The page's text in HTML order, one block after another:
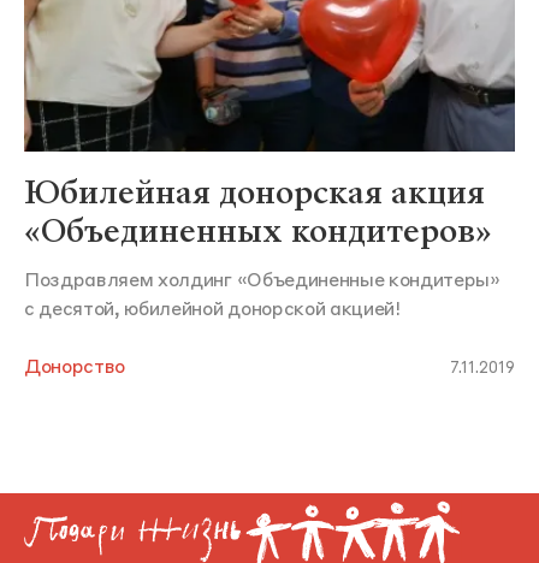
Юбилейная донорская акция
«Объединенных кондитеров»
Поздравляем холдинг «Объединенные кондитеры»
с десятой, юбилейной донорской акцией!
Донорство 7.11.2019